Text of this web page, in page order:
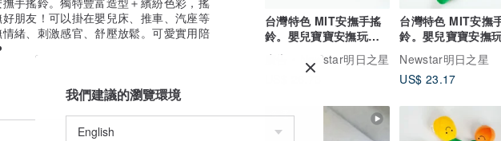
台灣特色 MIT安撫手搖
鈴。嬰兒寶寶安撫玩具
玩偶。便利掛扣吊掛帶
廣告
Newstar明日之星
台灣特色 MIT安撫
鈴。嬰兒寶寶安撫
玩偶。便利掛扣吊掛
Newstar明日之星
US$ 23.17
免運
朋友！可以掛在嬰兒床、推車、汽座等
緒、刺激感官、舒壓放鬆。可愛實用陪
我們建議的瀏覽環境